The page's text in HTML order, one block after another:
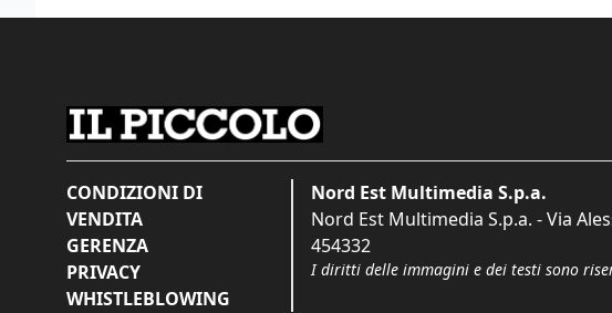
CONDIZIONI DI
VENDITA
GERENZA
PRIVACY
WHISTLEBLOWING
Nord Est Multimedia S.p.a.
Nord Est Multimedia S.p.a. - Via
454332
I diritti delle immagini e dei testi sono